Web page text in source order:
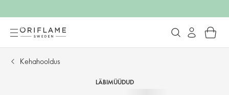
Kehahooldus
LÄBIMÜÜDUD